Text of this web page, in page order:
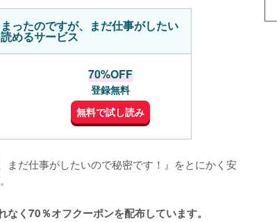
ったのですが、まだ仕事がしたい
めるサービス
70%OFF
登録無料
無料で試し読み
だ仕事がしたいので秘密です！』をとにかく安
く70％オフクーポンを配布しています。